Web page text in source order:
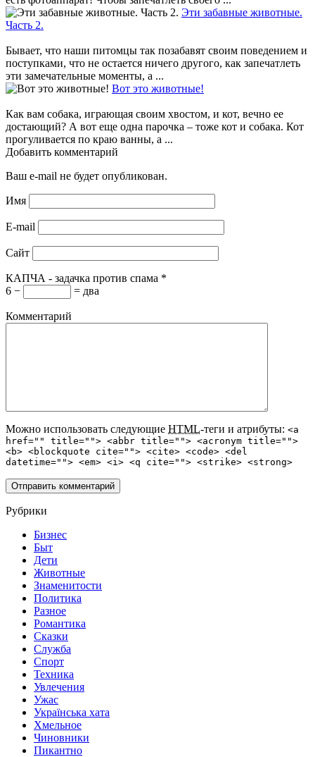
Эти забавные животные.
Часть 2.
Бывает, что наши питомцы так позабавят своим поведением и
поступками, что не остается ничего другого, как запечатлеть
эти замечательные моменты, а ...
Вот это животные!
Как вам собака, играющая своим хвостом, и кот, вечно ее
достающий? А вот еще одна парочка – тоже кот и собака. Кот
прогуливается по краю ванны, а ...
Добавить комментарий
Ваш e-mail не будет опубликован.
Имя
E-mail
Сайт
КАПЧА - задачка против спама *
6 −
= два
Комментарий
Можно использовать следующие HTML-теги и атрибуты: <a
href="" title=""> <abbr title=""> <acronym title="">
<b> <blockquote cite=""> <cite> <code> <del
datetime=""> <em> <i> <q cite=""> <strike> <strong>
Рубрики
Бизнес
Быт
Дети
Животные
Знаменитости
Политика
Разное
Романтика
Сказки
Служба
Спорт
Техника
Увлечения
Ужас
Українська хата
Хмельное
Чиновники
Пикантно